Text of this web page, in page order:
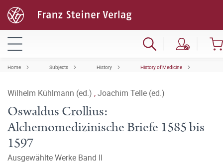
Home Subjects History History of Medicine
Wilhelm Kühlmann (ed.) ,Joachim Telle (ed.)
Oswaldus Crollius:
Alchemomedizinische Briefe 1585 bis
1597
Ausgewählte Werke Band II